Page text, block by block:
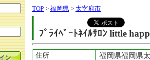
TOP > 福岡県 > 太宰府市
ﾌﾟﾗｲﾍﾞｰﾄﾈｲﾙｻﾛﾝ little
住所
福岡県福岡県